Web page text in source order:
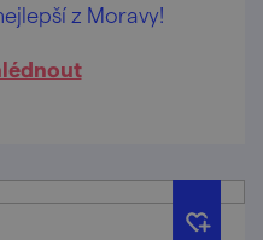
z Moravy!